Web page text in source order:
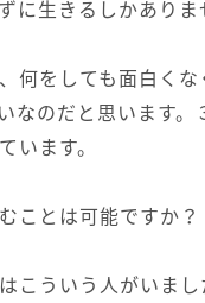
に生きるしかありま
何をしても面白く
なのだと思います
います。
ことは可能ですか
こういう人がいま